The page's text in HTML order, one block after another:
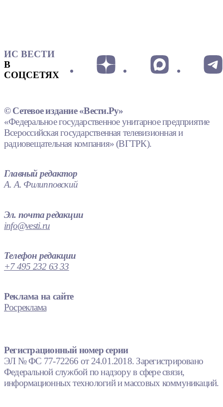
ИС ВЕСТИ
В
СОЦСЕТЯХ
© Сетевое издание «Вести.Ру»
«Федеральное государственное унитарное предприятие
Всероссийская государственная телевизионная и
радиовещательная компания» (ВГТРК).
Главный редактор
А. А. Филипповский
Эл. почта редакции
info@vesti.ru
Телефон редакции
+7 495 232 63 33
Реклама на сайте
Росреклама
Регистрационный номер серии
ЭЛ № ФС 77-72266 от 24.01.2018. Зарегистрировано
Федеральной службой по надзору в сфере связи,
информационных технологий и массовых коммуникаций.